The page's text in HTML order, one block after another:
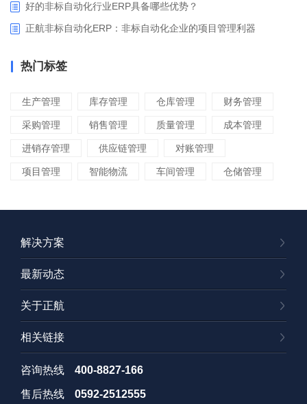
好的非标自动化行业ERP具备哪些优势？
正航非标自动化ERP：非标自动化企业的项目管理利器
热门标签
生产管理 库存管理 仓库管理 财务管理
采购管理 销售管理 质量管理 成本管理
进销存管理 供应链管理 对账管理
项目管理 智能物流 车间管理 仓储管理
解决方案
最新动态
关于正航
相关链接
咨询热线 400-8827-166
售后热线 0592-2512555